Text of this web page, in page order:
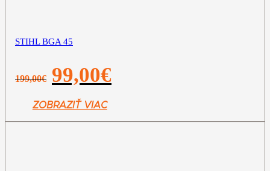
STIHL BGA 45
199,00€
Pôvodná
cena
199,00€.
99,00€
ZOBRAZIŤ VIAC